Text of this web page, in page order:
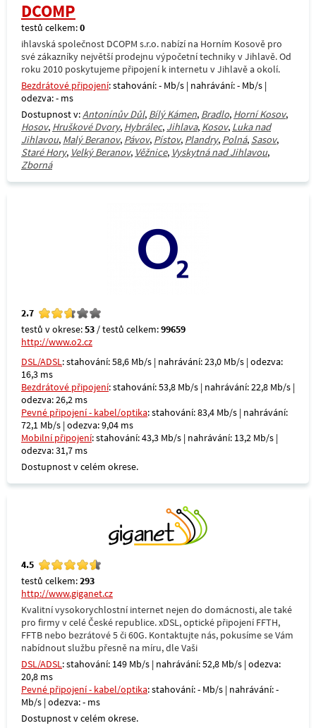
DCOMP
testů celkem:0
ihlavská společnost DCOPM s.r.o. nabízí na Horním Kosově pro
své zákazníky největší prodejnu výpočetní techniky v Jihlavě. Od
roku 2010 poskytujeme připojení k internetu v Jihlavě a okolí.
Bezdrátové připojení: stahování: - Mb/s | nahrávání: - Mb/s |
odezva: - ms
Dostupnost v:Antonínův Důl, Bílý Kámen, Bradlo, Horní Kosov,
Hosov, Hruškové Dvory, Hybrálec, Jihlava, Kosov, Luka nad
Jihlavou, Malý Beranov, Pávov, Pístov, Plandry, Polná, Sasov,
Staré Hory, Velký Beranov, Věžnice, Vyskytná nad Jihlavou,
Zborná
2.7
testů v okrese:53 / testů celkem:99659
http://www.o2.cz
DSL/ADSL: stahování: 58,6 Mb/s | nahrávání: 23,0 Mb/s | odezva:
16,3 ms
Bezdrátové připojení: stahování: 53,8 Mb/s | nahrávání: 22,8 Mb/s |
odezva: 26,2 ms
Pevné připojení - kabel/optika: stahování: 83,4 Mb/s | nahrávání:
72,1 Mb/s | odezva: 9,04 ms
Mobilní připojení: stahování: 43,3 Mb/s | nahrávání: 13,2 Mb/s |
odezva: 31,7 ms
Dostupnost v celém okrese.
4.5
testů celkem:293
http://www.giganet.cz
Kvalitní vysokorychlostní internet nejen do domácnosti, ale také
pro firmy v celé České republice. xDSL, optické připojení FFTH,
FFTB nebo bezrátové 5 či 60G. Kontaktujte nás, pokusíme se Vám
nabídnout službu přesně na míru, dle Vaši
DSL/ADSL: stahování: 149 Mb/s | nahrávání: 52,8 Mb/s | odezva:
20,8 ms
Pevné připojení - kabel/optika: stahování: - Mb/s | nahrávání: -
Mb/s | odezva: - ms
Dostupnost v celém okrese.